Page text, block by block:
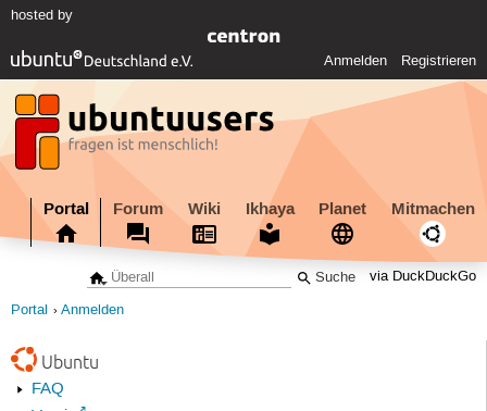
hosted by
Anmelden Registrieren
Portal Forum Wiki Ikhaya Planet Mitmachen
via DuckDuckGo
Portal Anmelden
Ubuntu
FAQ